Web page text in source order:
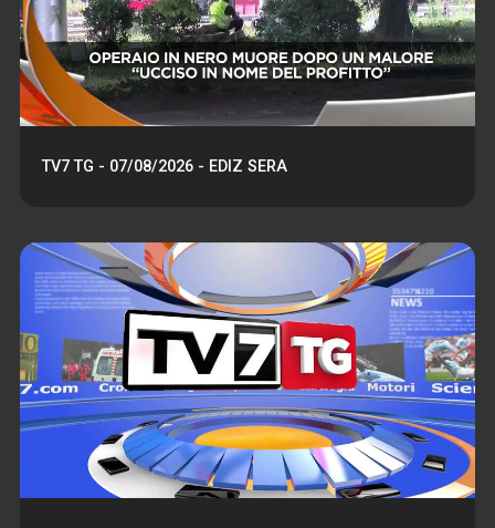
TV7 TG - 07/08/2026 - EDIZ SERA